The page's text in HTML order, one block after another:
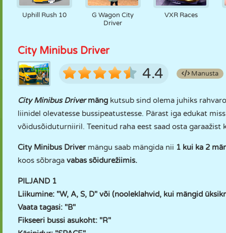
Uphill Rush 10
G Wagon City
Driver
VXR Races
City Minibus Driver
4.4 Manusta
City Minibus Drivermäng kutsub sind olema juhiks
liinidel olevatesse bussipeatustesse. Pärast iga edukat
võidusõiduturniiril. Teenitud raha eest saad osta garaažist
City Minibus Drivermängu saab mängida nii 1 kui ka 2
koos sõbraga vabas sõidurežiimis.
PILJAND 1
Liikumine: "W, A, S, D" või (nooleklahvid, kui mängid
Vaata tagasi: "B"
Fikseeri bussi asukoht: "R"